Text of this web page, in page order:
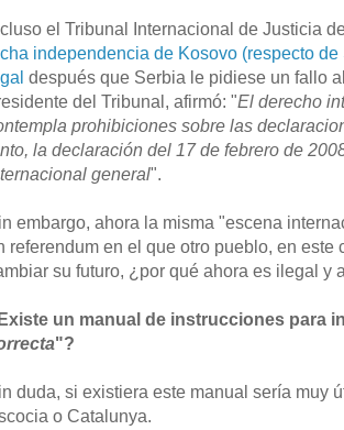
el Tribunal Internacional de Justicia
independencia de Kosovo (respecto
después que Serbia le pidiese un fallo
del Tribunal, afirmó: "El derecho
prohibiciones sobre las
la declaración del 17 de febrero de
general".
embargo, ahora la misma "escena
referendum en el que otro pueblo, en
su futuro, ¿por qué ahora es ilegal y
un manual de instrucciones para
"?
duda, si existiera este manual sería muy
o Catalunya.